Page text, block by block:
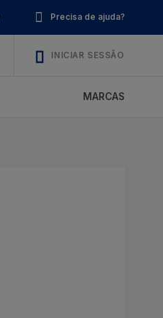
Precisa de ajuda?
INICIAR SESSÃO
MARCAS